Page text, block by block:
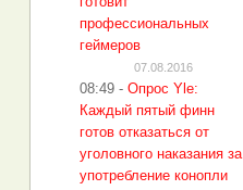
профессиональных
геймеров
07.08.2016
08:49 - Опрос Yle:
Каждый пятый финн
готов отказаться от
уголовного наказания за
употребление конопли